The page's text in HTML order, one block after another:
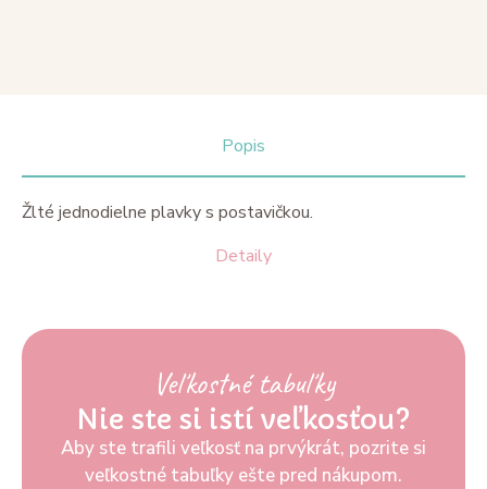
Popis
Detaily
Žlté jednodielne plavky s postavičkou.
Veľkostné tabuľky
Nie ste si istí veľkosťou?
Aby ste trafili veľkosť na prvýkrát, pozrite si
veľkostné tabuľky ešte pred nákupom.